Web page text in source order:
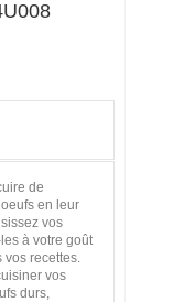
de
en leur
vos
à votre goût
vos recettes.
vos
durs,